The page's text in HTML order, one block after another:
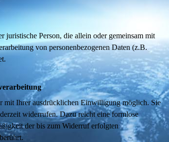
juristische Person, die allein oder gemeinsam mit
von personenbezogenen Daten (z.B.
mit Ihrer ausdrücklichen Einwilligung möglich. Sie
widerrufen. Dazu reicht eine formlose
der bis zum Widerruf erfolgten